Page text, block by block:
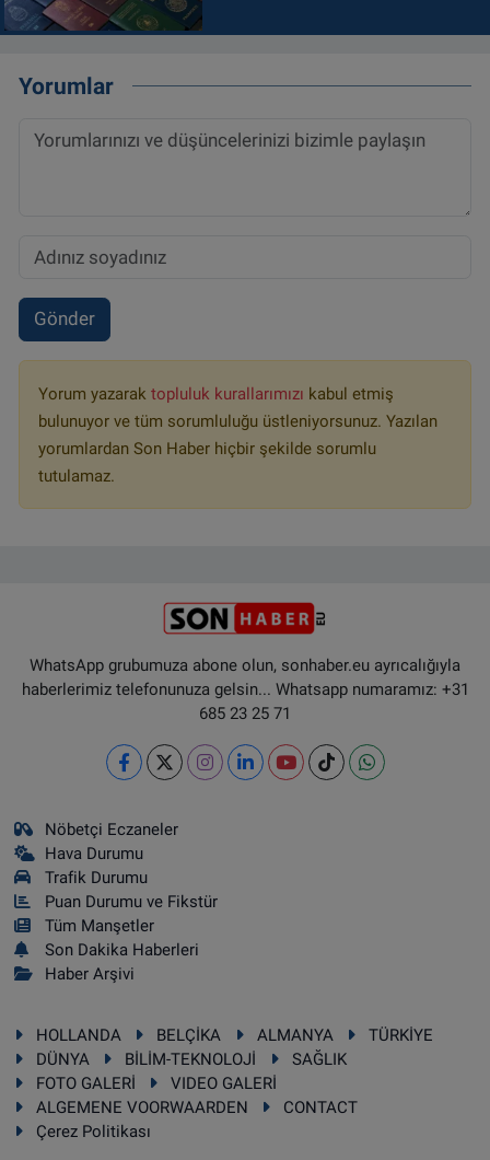
Yorumlar
Gönder
Yorum yazarak topluluk kurallarımızı kabul etmiş
bulunuyor ve tüm sorumluluğu üstleniyorsunuz. Yazılan
yorumlardan Son Haber hiçbir şekilde sorumlu
tutulamaz.
WhatsApp grubumuza abone olun, sonhaber.eu ayrıcalığıyla
haberlerimiz telefonunuza gelsin... Whatsapp numaramız: +31
685 23 25 71
Nöbetçi Eczaneler
Hava Durumu
Trafik Durumu
Puan Durumu ve Fikstür
Tüm Manşetler
Son Dakika Haberleri
Haber Arşivi
HOLLANDA BELÇİKA ALMANYA
TÜRKİYE
DÜNYA
BİLİM-TEKNOLOJİ
SAĞLIK
FOTO GALERİ
VIDEO GALERİ
ALGEMENE VOORWAARDEN
CONTACT
Çerez Politikası